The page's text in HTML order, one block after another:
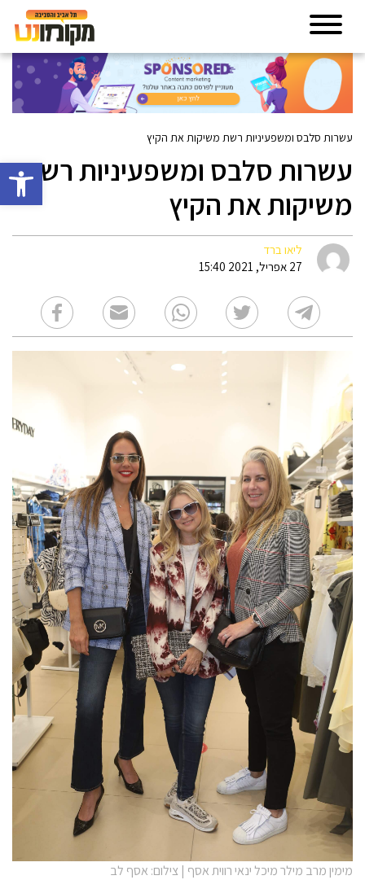
פתח
עשרות סלבס ומשפעיניות רשת משיקות את הקיץ
עשרות סלבס ומשפעיניות רשת
משיקות את הקיץ
ליאו ברד
27 אפריל, 2021 15:40
מימין מרב מילר מיכל ינאי רווית אסף | צילום: אסף לב